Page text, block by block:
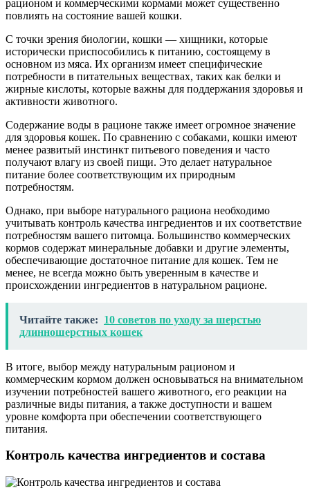
рационом и коммерческими кормами может существенно
повлиять на состояние вашей кошки.
С точки зрения биологии, кошки — хищники, которые
исторически приспособились к питанию, состоящему в
основном из мяса. Их организм имеет специфические
потребности в питательных веществах, таких как белки и
жирные кислоты, которые важны для поддержания здоровья и
активности животного.
Содержание воды в рационе также имеет огромное значение
для здоровья кошек. По сравнению с собаками, кошки имеют
менее развитый инстинкт питьевого поведения и часто
получают влагу из своей пищи. Это делает натуральное
питание более соответствующим их природным
потребностям.
Однако, при выборе натурального рациона необходимо
учитывать контроль качества ингредиентов и их соответствие
потребностям вашего питомца. Большинство коммерческих
кормов содержат минеральные добавки и другие элементы,
обеспечивающие достаточное питание для кошек. Тем не
менее, не всегда можно быть уверенным в качестве и
происхождении ингредиентов в натуральном рационе.
Читайте также: 10 советов по уходу за шерстью
длинношерстных кошек
В итоге, выбор между натуральным рационом и
коммерческим кормом должен основываться на внимательном
изучении потребностей вашего животного, его реакции на
различные виды питания, а также доступности и вашем
уровне комфорта при обеспечении соответствующего
питания.
Контроль качества ингредиентов и состава